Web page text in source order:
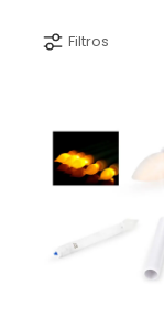
Filtros